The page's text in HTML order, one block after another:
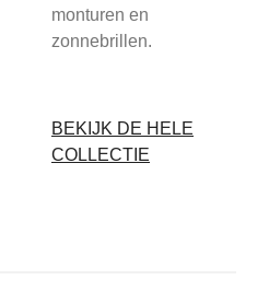
monturen en
zonnebrillen.
BEKIJK DE HELE
COLLECTIE